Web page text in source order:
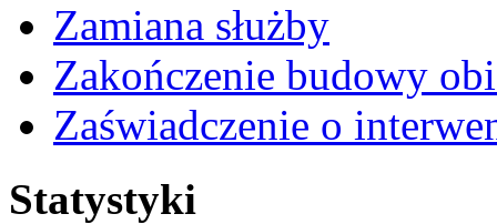
Zamiana służby
Zakończenie budowy
Zaświadczenie o
Statystyki